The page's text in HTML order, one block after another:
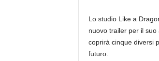
Lo studio Like a
nuovo trailer per il suo
coprirà cinque diversi
futuro.